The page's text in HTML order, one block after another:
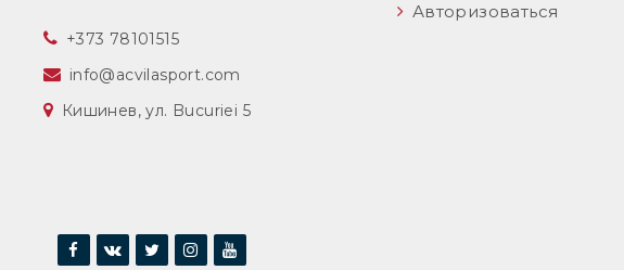
‎+373 78101515
info@acvilasport.com
Кишинев, ул. Bucuriei 5
Авторизоваться